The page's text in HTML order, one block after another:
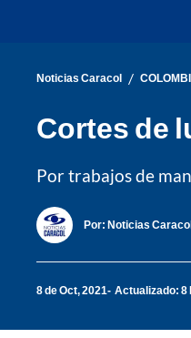
Noticias Caracol /
Cortes de
Por trabajos de
Por: Noticias
8 de Oct, 2021 Actualizado: 8